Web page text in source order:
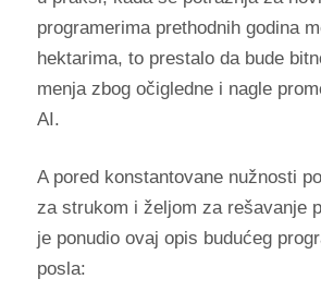
programerima prethodnih godina
hektarima, to prestalo da bude
menja zbog očigledne i nagle
AI.
A pored konstantovane nužnosti
za strukom i željom za rešavanje
je ponudio ovaj opis budućeg
posla: